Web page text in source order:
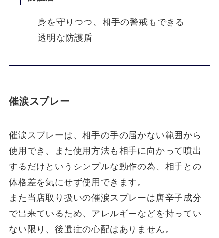
身を守りつつ、相手の警戒もできる
透明な防護盾
催涙スプレー
催涙スプレーは、相手の手の届かない範囲から
使用でき、また使用方法も相手に向かって噴出
するだけというシンプルな動作の為、相手との
体格差を気にせず使用できます。
また当店取り扱いの催涙スプレーは唐辛子成分
で出来ているため、アレルギーなどを持ってい
ない限り、後遺症の心配はありません。